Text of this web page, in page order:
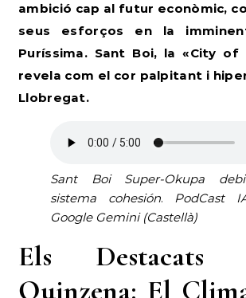
ambició cap al futur econòmic,
seus esforços en la
Puríssima. Sant Boi, la «City of
revela com el cor palpitant i
Llobregat.
Sant Boi Super-Okupa
sistema cohesión. PodCast
Google Gemini (Castellà)
Els
Quinzena: El